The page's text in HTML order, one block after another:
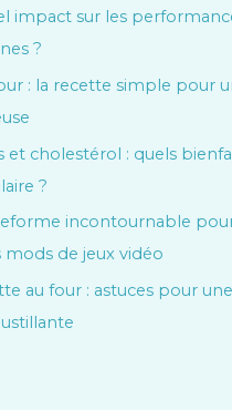
impact sur les
?
: la recette simple pour
et cholestérol : quels
?
incontournable
de jeux vidéo
au four : astuces pour